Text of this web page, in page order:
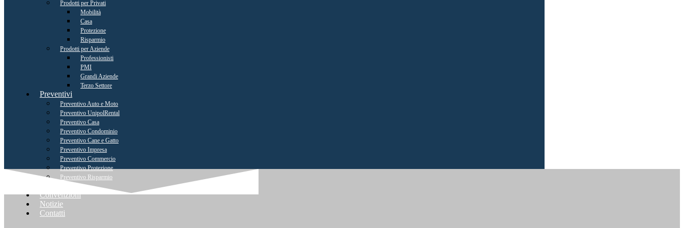
Prodotti per Privati
Mobilità
Casa
Protezione
Risparmio
Prodotti per Aziende
Professionisti
PMI
Grandi Aziende
Terzo Settore
Preventivi
Preventivo Auto e Moto
Preventivo UnipolRental
Preventivo Casa
Preventivo Condominio
Preventivo Cane e Gatto
Preventivo Impresa
Preventivo Commercio
Preventivo Protezione
Preventivo Risparmio
Convenzioni
Notizie
Contatti